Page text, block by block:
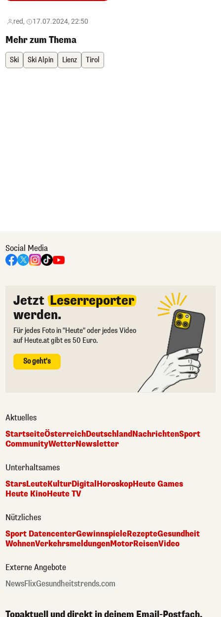
red, 17.07.2024, 22:50
Mehr zum Thema
Ski Ski Alpin Lienz Tirol
Social Media
Jetzt Leserreporter
werden.
Für jedes Foto in "Heute" oder jedes Video
auf Heute.at gibt es 50 Euro.
So geht's
Aktuelles
StartseiteÖsterreichDeutschlandNachrichtenSport
CommunityWetterNewsletter
Unterhaltsames
StarsLeuteKulturDigital HoroskopHeute Games
Heute KinoHeute TV
Nützliches
Sport DatencenterGewinnspieleRezepteGesundheit
WohnenVerkehrsmeldungenMotorReisenVideo
Externe Angebote
NewsFlixGesundheitstrends.com
Topaktuell und direkt in deinem Email-Postfach.